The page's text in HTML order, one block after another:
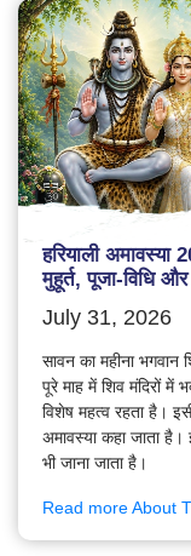
हरियाली
मुहूर्त, पूजा-विधि
July 31, 2026
सावन का महीना भगवान
पूरे माह में शिव मंदिरों
विशेष महत्व रहता है।
अमावस्या कहा जाता
भी जाना जाता है।
Read more About